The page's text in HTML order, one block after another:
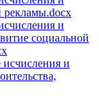
рекламы.docx
и
социальной
и